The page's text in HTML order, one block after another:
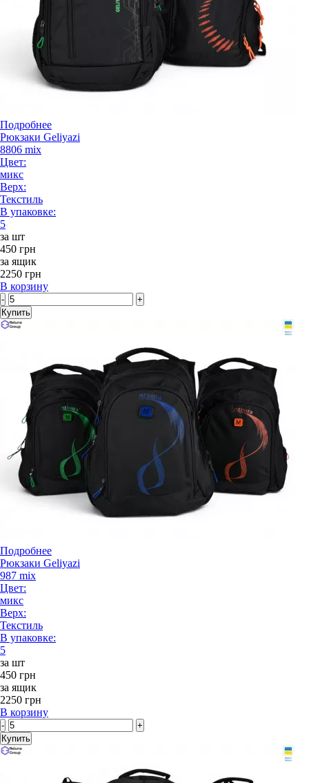
Подробнее
Рюкзаки Geliyazi
8806 mix
Цвет:
микс
Верх:
Текстиль
В упаковке:
5
за шт
450 грн
за ящик
2250 грн
В корзину
-
+
Купить
Подробнее
Рюкзаки Geliyazi
987 mix
Цвет:
микс
Верх:
Текстиль
В упаковке:
5
за шт
450 грн
за ящик
2250 грн
В корзину
-
+
Купить